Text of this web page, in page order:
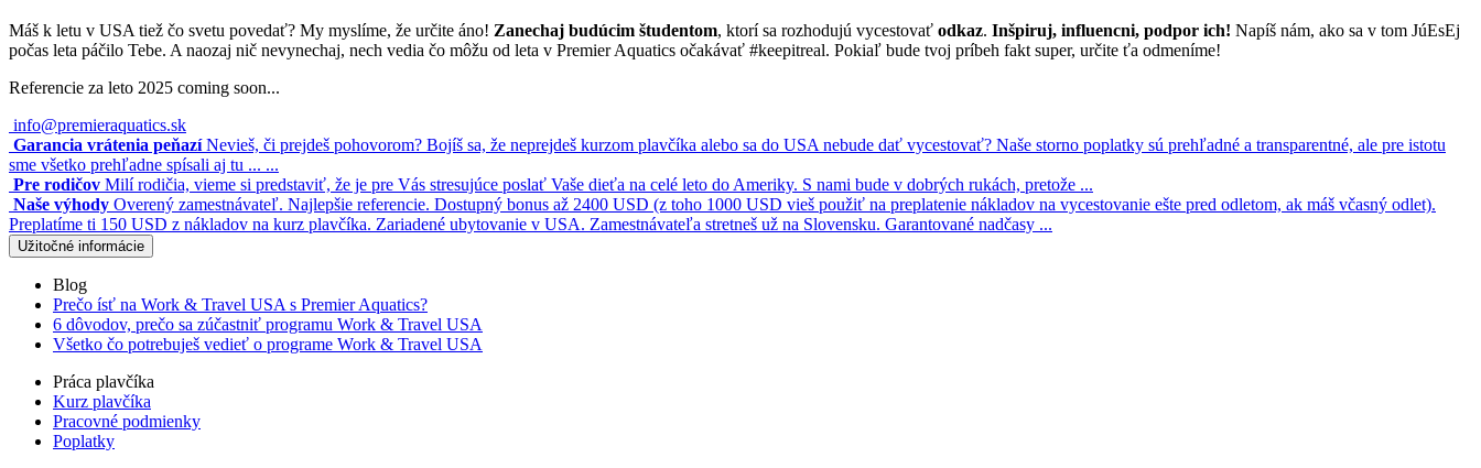
Máš k letu v USA tiež čo svetu povedať? My myslíme, že určite áno! Zanechaj budúcim študentom, ktorí sa rozhodujú vycestovať odkaz. Inšpiruj, influencni, podpor ich! Napíš nám, ako sa v tom JúEsEj
počas leta páčilo Tebe. A naozaj nič nevynechaj, nech vedia čo môžu od leta v Premier Aquatics očakávať #keepitreal. Pokiaľ bude tvoj príbeh fakt super, určite ťa odmeníme!
Referencie za leto 2025 coming soon...
info@premieraquatics.sk
Garancia vrátenia peňazíNevieš, či prejdeš pohovorom? Bojíš sa, že neprejdeš kurzom plavčíka alebo sa do USA nebude dať vycestovať? Naše storno poplatky sú prehľadné a transparentné, ale pre istotu
sme všetko prehľadne spísali aj tu ... ...
Pre rodičov Milí rodičia, vieme si predstaviť, že je pre Vás stresujúce poslať Vaše dieťa na celé leto do Ameriky. S nami bude v dobrých rukách, pretože ...
Naše výhody Overený zamestnávateľ. Najlepšie referencie. Dostupný bonus až 2400 USD (z toho 1000 USD vieš použiť na preplatenie nákladov na vycestovanie ešte pred odletom, ak máš včasný odlet).
Preplatíme ti 150 USD z nákladov na kurz plavčíka. Zariadené ubytovanie v USA. Zamestnávateľa stretneš už na Slovensku. Garantované nadčasy ...
Užitočné informácie
Blog
Prečo ísť na Work & Travel USA s Premier Aquatics?
6 dôvodov, prečo sa zúčastniť programu Work & Travel USA
Všetko čo potrebuješ vedieť o programe Work & Travel USA
Práca plavčíka
Kurz plavčíka
Pracovné podmienky
Poplatky